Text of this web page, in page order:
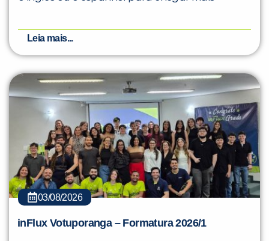
Leia mais...
03/08/2026
inFlux Votuporanga – Formatura 2026/1